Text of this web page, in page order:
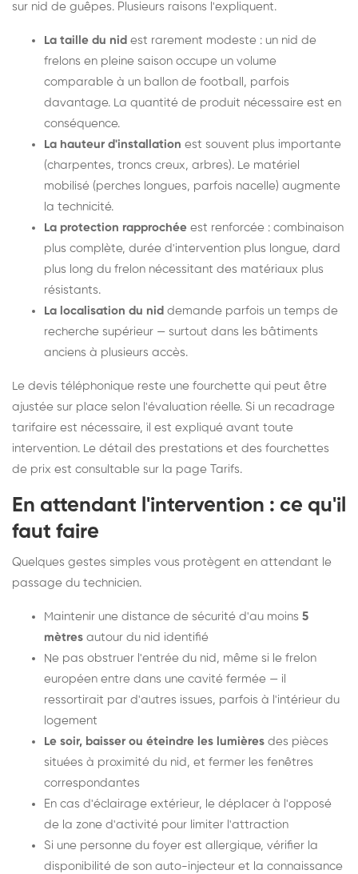
sur nid de guêpes. Plusieurs raisons l'expliquent.
La taille du nid est rarement modeste : un nid de
frelons en pleine saison occupe un volume
comparable à un ballon de football, parfois
davantage. La quantité de produit nécessaire est en
conséquence.
La hauteur d'installation est souvent plus importante
(charpentes, troncs creux, arbres). Le matériel
mobilisé (perches longues, parfois nacelle) augmente
la technicité.
La protection rapprochée est renforcée : combinaison
plus complète, durée d'intervention plus longue, dard
plus long du frelon nécessitant des matériaux plus
résistants.
La localisation du nid demande parfois un temps de
recherche supérieur — surtout dans les bâtiments
anciens à plusieurs accès.
Le devis téléphonique reste une fourchette qui peut être
ajustée sur place selon l'évaluation réelle. Si un recadrage
tarifaire est nécessaire, il est expliqué avant toute
intervention. Le détail des prestations et des fourchettes
de prix est consultable sur la page Tarifs.
En attendant l'intervention : ce qu'il
faut faire
Quelques gestes simples vous protègent en attendant le
passage du technicien.
Maintenir une distance de sécurité d'au moins 5
mètres autour du nid identifié
Ne pas obstruer l'entrée du nid, même si le frelon
européen entre dans une cavité fermée — il
ressortirait par d'autres issues, parfois à l'intérieur du
logement
Le soir, baisser ou éteindre les lumières des pièces
situées à proximité du nid, et fermer les fenêtres
correspondantes
En cas d'éclairage extérieur, le déplacer à l'opposé
de la zone d'activité pour limiter l'attraction
Si une personne du foyer est allergique, vérifier la
disponibilité de son auto-injecteur et la connaissance